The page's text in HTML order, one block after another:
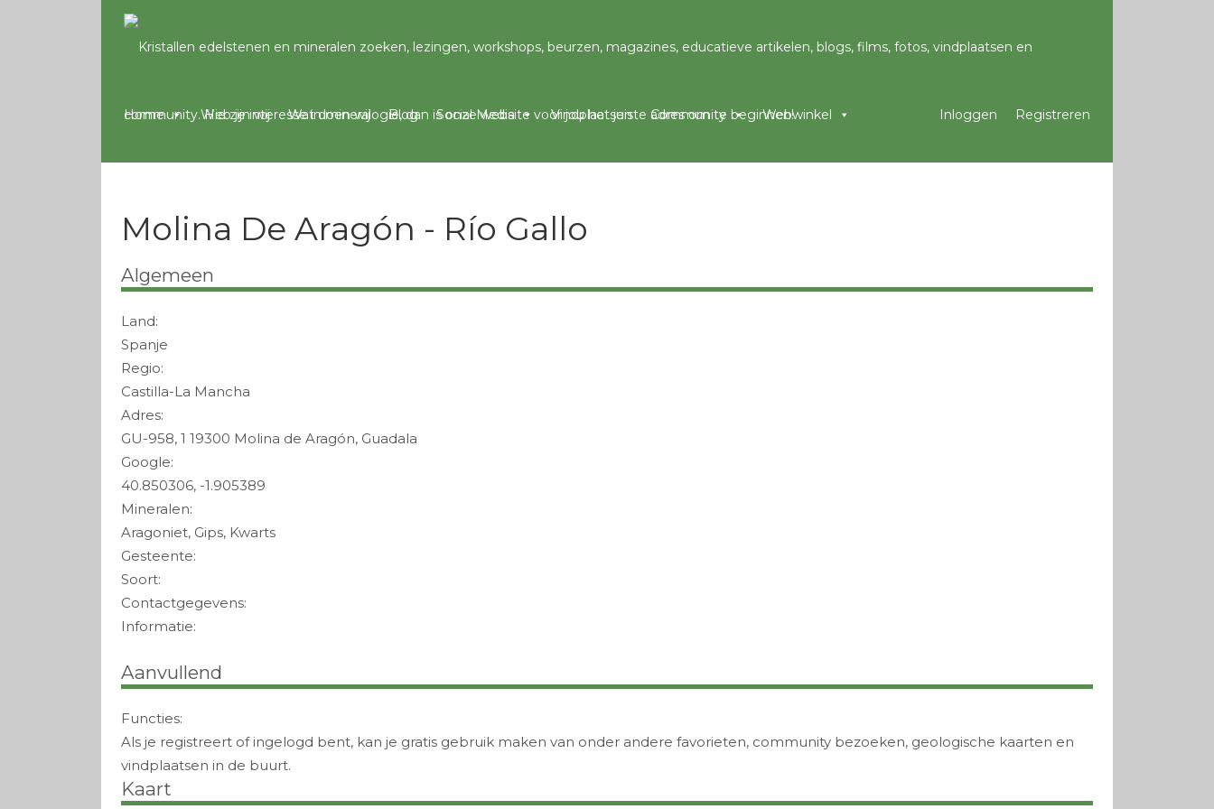
Home Wie zijn wij Wat doen wij Blog Social Media Vindplaatsen Community Webwinkel Registreren
Inloggen
Molina De Aragón - Río Gallo
Algemeen
Land:
Spanje
Regio:
Castilla-La Mancha
Adres:
GU-958, 1 19300 Molina de Aragón, Guadala
Google:
40.850306, -1.905389
Mineralen:
Aragoniet, Gips, Kwarts
Gesteente:
Soort:
Contactgegevens:
Informatie:
Aanvullend
Functies:
Als je registreert of ingelogd bent, kan je gratis gebruik maken van onder andere favorieten, community bezoeken, geologische kaarten en
vindplaatsen in de buurt.
Kaart